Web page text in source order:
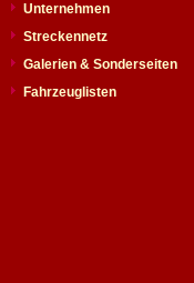
Unternehmen
Streckennetz
Galerien & Sonderseiten
Fahrzeuglisten